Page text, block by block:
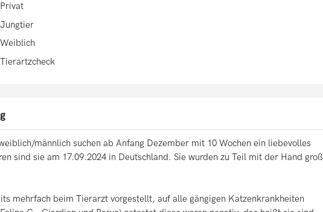
Privat
Jungtier
Weiblich
Tierartzcheck
männlich suchen ab Anfang Dezember mit 10 Wochen ein liebevolles
sind sie am 17.09.2024 in Deutschland. Sie wurden zu Teil mit der Hand groß
mehrfach beim Tierarzt vorgestellt, auf alle gängigen Katzenkrankheiten